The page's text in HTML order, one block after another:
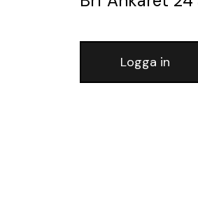
Logga in